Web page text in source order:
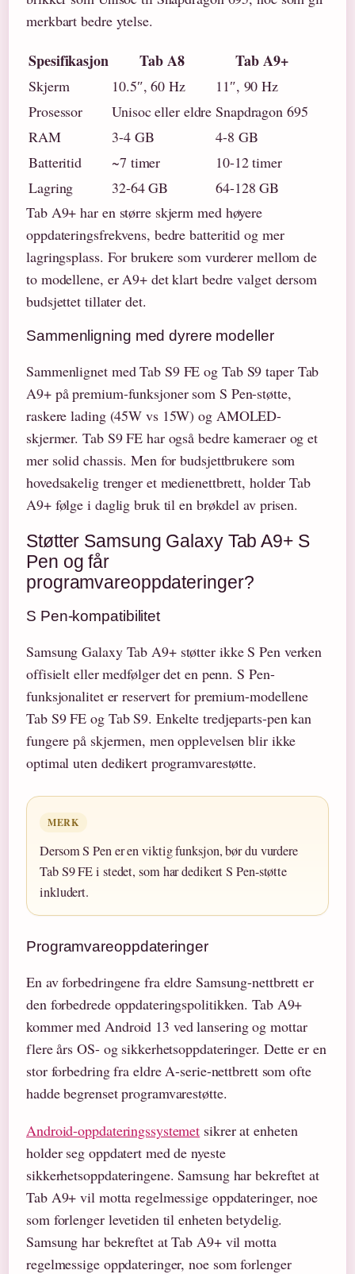
merkbart bedre ytelse.
Spesifikasjon Tab A8 Tab A9+
Skjerm 10.5″, 60 Hz
11″, 90 Hz
Prosessor
Unisoc eller eldre Snapdragon 695
RAM
3-4 GB
4-8 GB
Batteritid
~7 timer
10-12 timer
Lagring
32-64 GB
64-128 GB
Tab A9+ har en større skjerm med høyere
oppdateringsfrekvens, bedre batteritid og mer
lagringsplass. For brukere som vurderer mellom de
to modellene, er A9+ det klart bedre valget dersom
budsjettet tillater det.
Sammenligning med dyrere modeller
Sammenlignet med Tab S9 FE og Tab S9 taper Tab
A9+ på premium-funksjoner som S Pen-støtte,
raskere lading (45W vs 15W) og AMOLED-
skjermer. Tab S9 FE har også bedre kameraer og et
mer solid chassis. Men for budsjettbrukere som
hovedsakelig trenger et medienettbrett, holder Tab
A9+ følge i daglig bruk til en brøkdel av prisen.
Støtter Samsung Galaxy Tab A9+ S
Pen og får
programvareoppdateringer?
S Pen-kompatibilitet
Samsung Galaxy Tab A9+ støtter ikke S Pen verken
offisielt eller medfølger det en penn. S Pen-
funksjonalitet er reservert for premium-modellene
Tab S9 FE og Tab S9. Enkelte tredjeparts-pen kan
fungere på skjermen, men opplevelsen blir ikke
optimal uten dedikert programvarestøtte.
MERK
Dersom S Pen er en viktig funksjon, bør du vurdere
Tab S9 FE i stedet, som har dedikert S Pen-støtte
inkludert.
Programvareoppdateringer
En av forbedringene fra eldre Samsung-nettbrett er
den forbedrede oppdateringspolitikken. Tab A9+
kommer med Android 13 ved lansering og mottar
flere års OS- og sikkerhetsoppdateringer. Dette er en
stor forbedring fra eldre A-serie-nettbrett som ofte
hadde begrenset programvarestøtte.
Android-oppdateringssystemet sikrer at enheten
holder seg oppdatert med de nyeste
sikkerhetsoppdateringene. Samsung har bekreftet at
Tab A9+ vil motta regelmessige oppdateringer, noe
som forlenger levetiden til enheten betydelig.
Samsung har bekreftet at Tab A9+ vil motta
regelmessige oppdateringer, noe som forlenger